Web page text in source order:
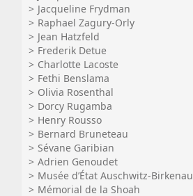
Jacqueline Frydman
Raphael Zagury-Orly
Jean Hatzfeld
Frederik Detue
Charlotte Lacoste
Fethi Benslama
Olivia Rosenthal
Dorcy Rugamba
Henry Rousso
Bernard Bruneteau
Sévane Garibian
Adrien Genoudet
Musée d’État Auschwitz-Birkenau
Mémorial de la Shoah